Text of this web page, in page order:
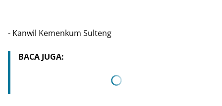
- Kanwil Kemenkum Sulteng
BACA JUGA: